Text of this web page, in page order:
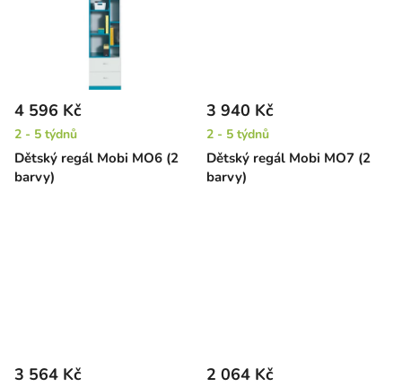
Dětský regál Mobi MO6 (2
barvy)
4 596 Kč
2 - 5 týdnů
Dětský regál Mobi MO7 (2
barvy)
3 940 Kč
2 - 5 týdnů
3 564 Kč 2 064 Kč